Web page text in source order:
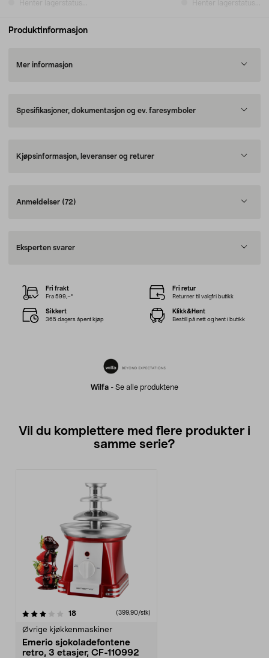
Produktinformasjon
Mer informasjon
Spesifikasjoner, dokumentasjon og ev. faresymboler
Kjøpsinformasjon, leveranser og returer
Anmeldelser (72)
Eksperten svarer
Wilfa - Se alle produktene
Fri frakt
Fra 599,–*
Fri retur
Returner til valgfri butikk
Sikkert
365 dagers åpent kjøp
Klikk&Hent
Bestill på nett og hent i butikk
Vil du komplettere med flere produkter i
samme serie?
18anmeldelser(399,90/stk)
Øvrige kjøkkenmaskiner
Emerio sjokoladefontene
retro, 3 etasjer, CF-110992